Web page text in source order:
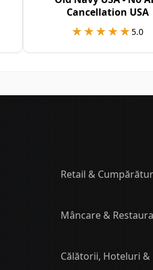
Cancellation USA
★★★★★
★★★★★5.0
Retail &
Mâncare &
Călătorii, Hoteluri